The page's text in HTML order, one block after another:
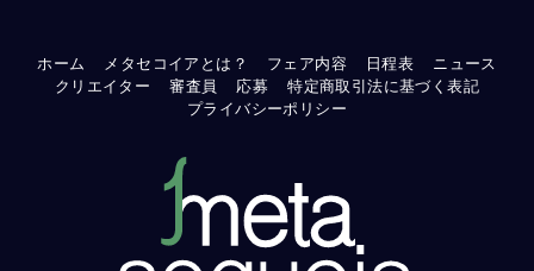
ホーム メタセコイアとは？ フェア内容 日程表
ニュース
クリエイター
審査員 応募
特定商取引法に基づく表記
プライバシーポリシー